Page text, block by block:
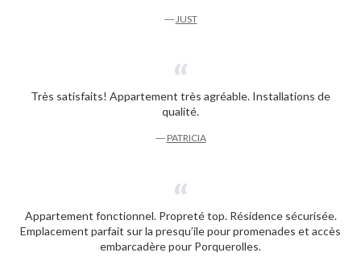
― JUST
Très satisfaits! Appartement très agréable. Installations de
qualité.
― PATRICIA
Appartement fonctionnel. Propreté top. Résidence sécurisée.
Emplacement parfait sur la presqu’ile pour promenades et accès
embarcadère pour Porquerolles.